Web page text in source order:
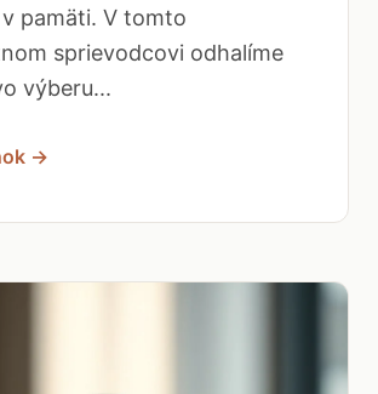
pamäti. V tomto
sprievodcovi odhalíme
výberu...
→